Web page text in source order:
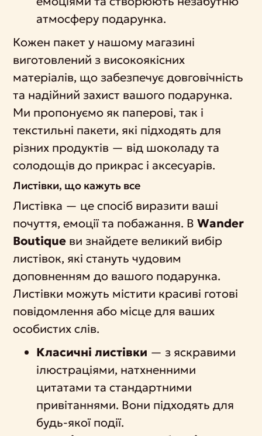
атмосферу подарунка.
Кожен пакет у нашому магазині
виготовлений з високоякісних
матеріалів, що забезпечує довговічність
та надійний захист вашого подарунка.
Ми пропонуємо як паперові, так і
текстильні пакети, які підходять для
різних продуктів — від шоколаду та
солодощів до прикрас і аксесуарів.
Листівки, що кажуть все
Листівка — це спосіб виразити ваші
почуття, емоції та побажання. ВWander
Boutique ви знайдете великий вибір
листівок, які стануть чудовим
доповненням до вашого подарунка.
Листівки можуть містити красиві готові
повідомлення або місце для ваших
особистих слів.
Класичні листівки — з яскравими
ілюстраціями, натхненними
цитатами та стандартними
привітаннями. Вони підходять для
будь-якої події.